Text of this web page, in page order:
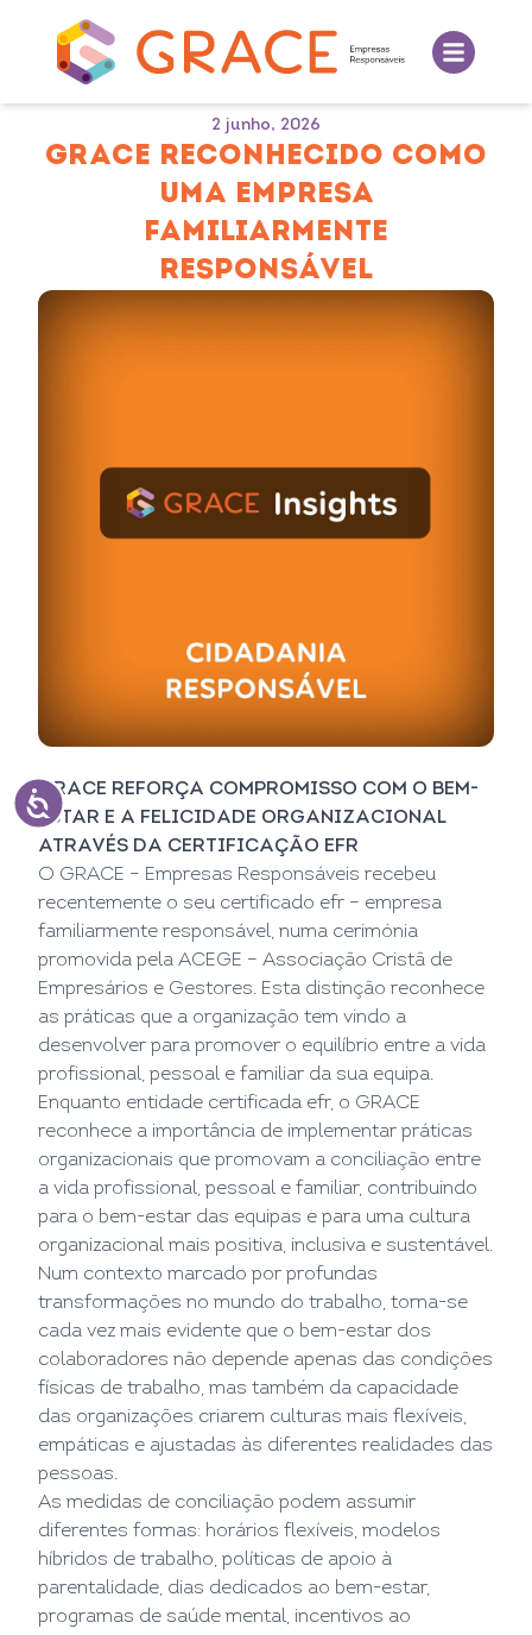
2 junho, 2026
GRACE RECONHECIDO COMO
UMA EMPRESA
FAMILIARMENTE
RESPONSÁVEL
GRACE REFORÇA COMPROMISSO COM O BEM-
ESTAR E A FELICIDADE ORGANIZACIONAL
ATRAVÉS DA CERTIFICAÇÃO EFR
O GRACE – Empresas Responsáveis recebeu
recentemente o seu certificado efr – empresa
familiarmente responsável, numa cerimónia
promovida pela ACEGE – Associação Cristã de
Empresários e Gestores. Esta distinção reconhece
as práticas que a organização tem vindo a
desenvolver para promover o equilíbrio entre a vida
profissional, pessoal e familiar da sua equipa.
Enquanto entidade certificada efr, o GRACE
reconhece a importância de implementar práticas
organizacionais que promovam a conciliação entre
a vida profissional, pessoal e familiar, contribuindo
para o bem-estar das equipas e para uma cultura
organizacional mais positiva, inclusiva e sustentável.
Num contexto marcado por profundas
transformações no mundo do trabalho, torna-se
cada vez mais evidente que o bem-estar dos
colaboradores não depende apenas das condições
físicas de trabalho, mas também da capacidade
das organizações criarem culturas mais flexíveis,
empáticas e ajustadas às diferentes realidades das
pessoas.
As medidas de conciliação podem assumir
diferentes formas: horários flexíveis, modelos
híbridos de trabalho, políticas de apoio à
parentalidade, dias dedicados ao bem-estar,
programas de saúde mental, incentivos ao